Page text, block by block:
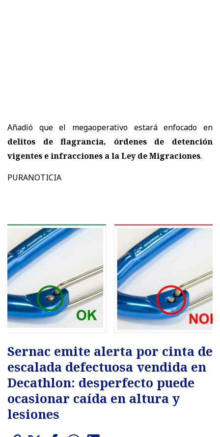
Añadió que el megaoperativo estará enfocado en
delitos de flagrancia, órdenes de detención
vigentes e infracciones a la Ley de Migraciones.
PURANOTICIA
Sernac emite alerta por cinta de
escalada defectuosa vendida en
Decathlon: desperfecto puede
ocasionar caída en altura y
lesiones